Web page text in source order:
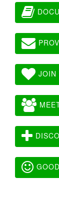
JOIN